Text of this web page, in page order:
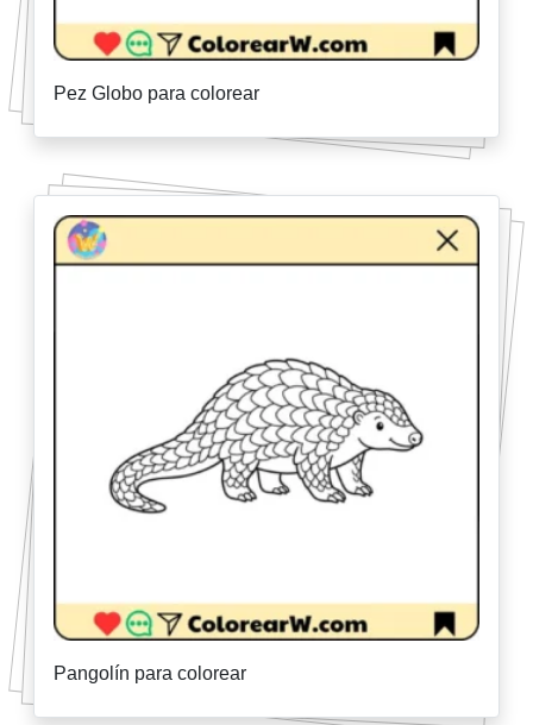
Pez Globo para colorear
Pangolín para colorear